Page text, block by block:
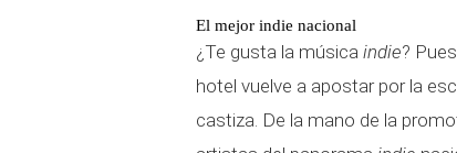
El mejor indie nacional
¿Te gusta la música indie?
hotel vuelve a apostar por la
castiza. De la mano de la